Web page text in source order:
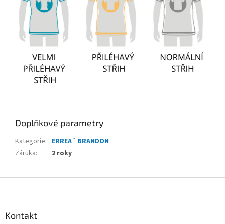
Doplňkové parametry
Kategorie: ERREA´ BRANDON
Záruka: 2 roky
Kontakt